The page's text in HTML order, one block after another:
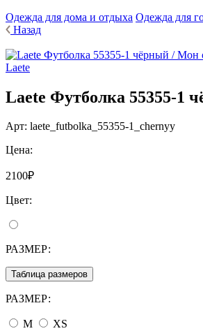
Одежда для дома и отдыха Одежда для
Назад
Laete
Laete Футболка 55355-1
Арт: laete_futbolka_55355-1_chernyy
Цена:
2100₽
Цвет:
РАЗМЕР:
Таблица размеров
РАЗМЕР:
M XS